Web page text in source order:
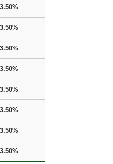
3.50%
3.50%
3.50%
3.50%
3.50%
3.50%
3.50%
3.50%